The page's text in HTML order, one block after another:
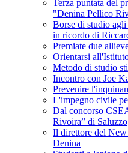
Terza puntata del
"Denina Pellico
Borse di studio
in ricordo di
Premiate due
Orientarsi
Metodo di studio
Incontro con Joe
Prevenire
L'impegno civile
Dal concorso
Rivoira” di Saluzzo
Il direttore del
Denina